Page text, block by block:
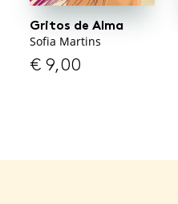
Gritos de Alma
Sofia Martins
€ 9,00